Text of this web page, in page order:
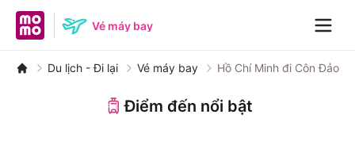
MoMo home pageVé máy bay
Du lịch - Đi lại Vé máy bay Hồ Chí Minh đi Côn Đảo
Điểm đến nổi bật
Đà Nẵng